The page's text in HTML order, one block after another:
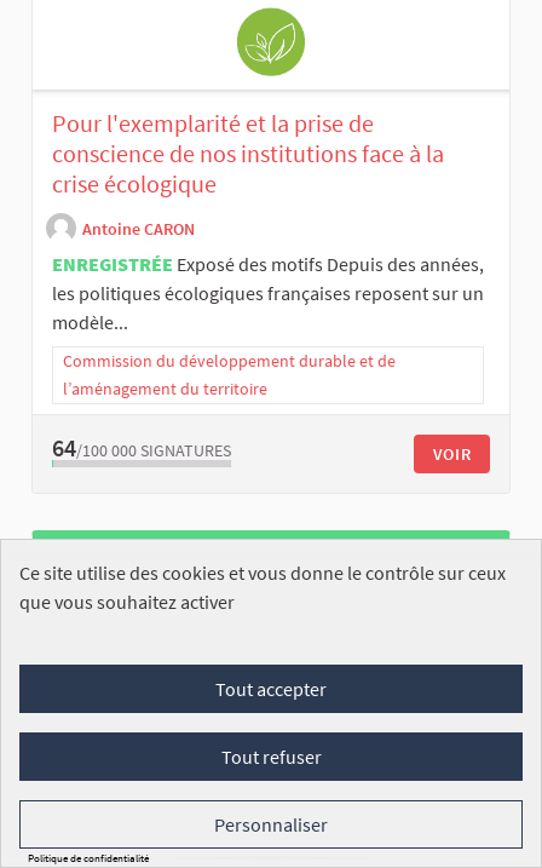
Pour l'exemplarité et la prise de
conscience de nos institutions face à la
crise écologique
Antoine CARON
ENREGISTRÉE Exposé des motifs Depuis des années,
les politiques écologiques françaises reposent sur un
modèle...
Commission du développement durable et de
l’aménagement du territoire
64/100 000 SIGNATURES VOIR
Créer des leviers légaux pour limiter la
pollution des zones de captage de l'eau
ENREGISTRÉEJ'ai découvert avec stupeur que notre
fournisseur d'eau avait une obligation légale qu'elle
Ce site utilise des cookies et vous donne le contrôle sur ceux
que vous souhaitez activer
Tout accepter
Tout refuser
Personnaliser
Politique de confidentialité